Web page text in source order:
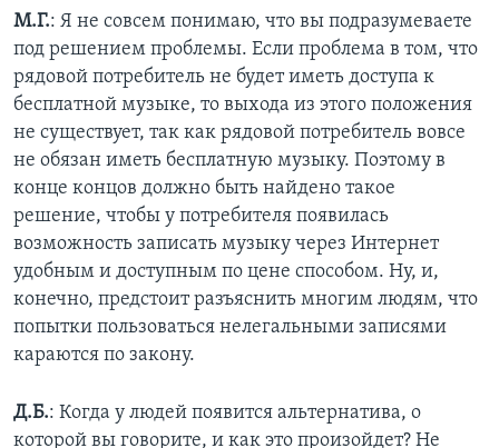
М.Г.: Я не совсем понимаю, что вы подразумеваете
под решением проблемы. Если проблема в том, что
рядовой потребитель не будет иметь доступа к
бесплатной музыке, то выхода из этого положения
не существует, так как рядовой потребитель вовсе
не обязан иметь бесплатную музыку. Поэтому в
конце концов должно быть найдено такое
решение, чтобы у потребителя появилась
возможность записать музыку через Интернет
удобным и доступным по цене способом. Ну, и,
конечно, предстоит разъяснить многим людям, что
попытки пользоваться нелегальными записями
караются по закону.
Д.Б.: Когда у людей появится альтернатива, о
которой вы говорите, и как это произойдет? Не